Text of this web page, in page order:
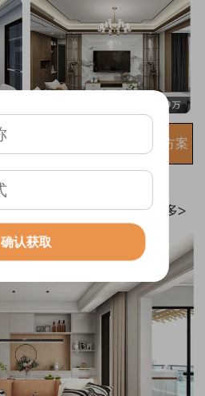
免费获取装修方案
确认获取